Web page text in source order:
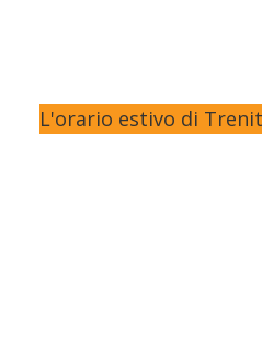
L'orario estivo di